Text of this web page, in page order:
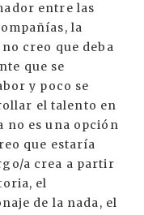
entre las
la
creo que deba
que se
y poco se
el talento en
no es una opción
que estaría
a crea a partir
el
de la nada, el